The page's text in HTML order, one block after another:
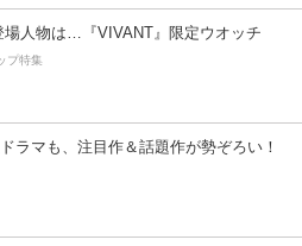
場人物は…『VIVANT』限定ウオッチ
プ特集
ラマも、注目作＆話題作が勢ぞろい！